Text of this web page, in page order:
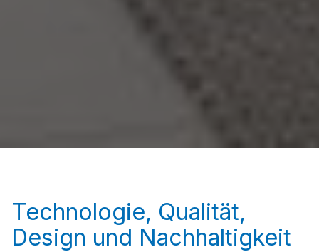
Technologie, Qualität,
Design und Nachhaltigkeit